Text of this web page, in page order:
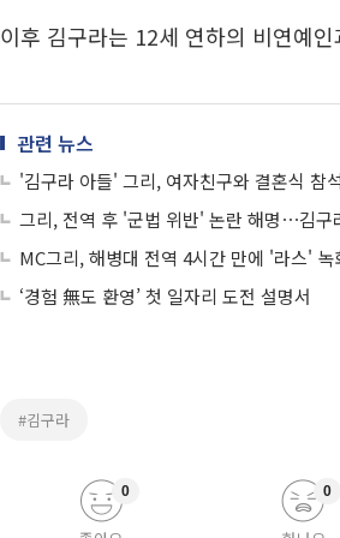
이후 김구라는 12세 연하의 비연예
관련 뉴스
'김구라 아들' 그리, 여자친구와 결혼식
그리, 전역 후 '군법 위반' 논란 해명⋯김
MC그리, 해병대 전역 4시간 만에 '라스'
‘경험 無도 환영’ 첫 일자리 도전 설명서
#김구라
0 0